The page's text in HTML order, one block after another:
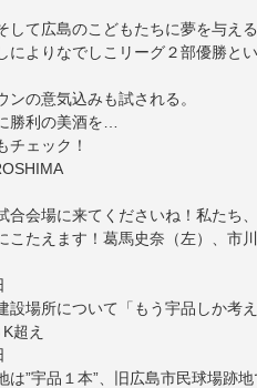
して広島のこどもたちに夢を与え
によりなでしこリーグ２部優勝と
の意気込みも試される。
勝利の美酒を…
チェック！
合会場に来てくださいね！私たち
こたえます！葛馬史奈（左）、市
設場所について「もう宇品しか考
超え
”宇品１本”、旧広島市民球場跡